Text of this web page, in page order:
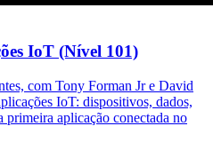
IoT (Nível 101)
com Tony Forman Jr e David
IoT: dispositivos, dados,
primeira aplicação conectada no